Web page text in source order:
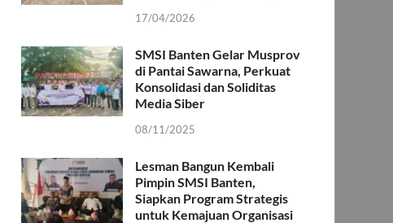
17/04/2026
SMSI Banten Gelar Musprov
di Pantai Sawarna, Perkuat
Konsolidasi dan Soliditas
Media Siber
08/11/2025
Lesman Bangun Kembali
Pimpin SMSI Banten,
Siapkan Program Strategis
untuk Kemajuan Organisasi